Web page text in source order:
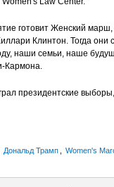
готовит Женский
Клинтон. Тогда
наши семьи, наше
Кармона.
президентские
Дональд Трамп Women's